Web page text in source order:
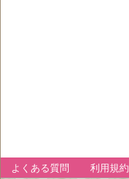
よくある質問 利用規約